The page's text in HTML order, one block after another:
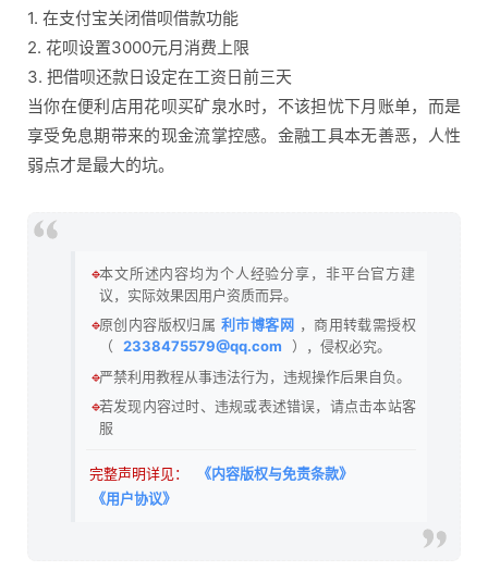
1. 在支付宝关闭借呗借款功能
2. 花呗设置3000元月消费上限
3. 把借呗还款日设定在工资日前三天
当你在便利店用花呗买矿泉水时，不该担忧下月账单，而是
享受免息期带来的现金流掌控感。金融工具本无善恶，人性
弱点才是最大的坑。
🔹本文所述内容均为个人经验分享，非平台官方建
议，实际效果因用户资质而异。
🔹原创内容版权归属 利市博客网 ，商用转载需授权
（
2338475579@qq.com
），侵权必究。
🔹严禁利用教程从事违法行为，违规操作后果自负。
🔹若发现内容过时、违规或表述错误，请点击本站客
服
完整声明详见：
《内容版权与免责条款》
《用户协议》